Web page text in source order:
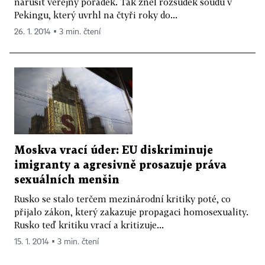
Pekingu, který uvrhl na čtyři roky do...
26. 1. 2014 ▪ 3 min. čtení
Moskva vrací úder: EU diskriminuje
imigranty a agresivně prosazuje práva
sexuálních menšin
Rusko se stalo terčem mezinárodní kritiky poté, co
přijalo zákon, který zakazuje propagaci homosexuality.
Rusko teď kritiku vrací a kritizuje...
15. 1. 2014 ▪ 3 min. čtení